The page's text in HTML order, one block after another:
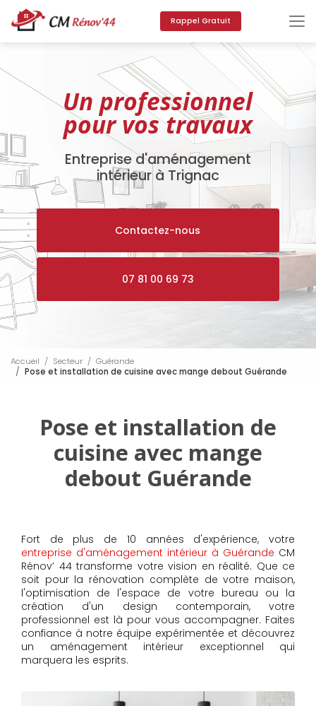
au
contenu
principal
Rappel Gratuit
Un professionnel
pour vos travaux
Entreprise d'aménagement
intérieur à Trignac
Contactez-nous
07 81 00 69 73
Accueil Secteur
Guérande
Pose et installation de cuisine avec mange debout Guérande
Pose et installation de
cuisine avec mange
debout Guérande
Fort de plus de 10 années d'expérience, votre
entreprise d'aménagement intérieur à Guérande CM
Rénov’ 44 transforme votre vision en réalité. Que ce
soit pour la rénovation complète de votre maison,
l'optimisation de l'espace de votre bureau ou la
création d'un design contemporain, votre
professionnel est là pour vous accompagner. Faites
confiance à notre équipe expérimentée et découvrez
un aménagement intérieur exceptionnel qui
marquera les esprits.